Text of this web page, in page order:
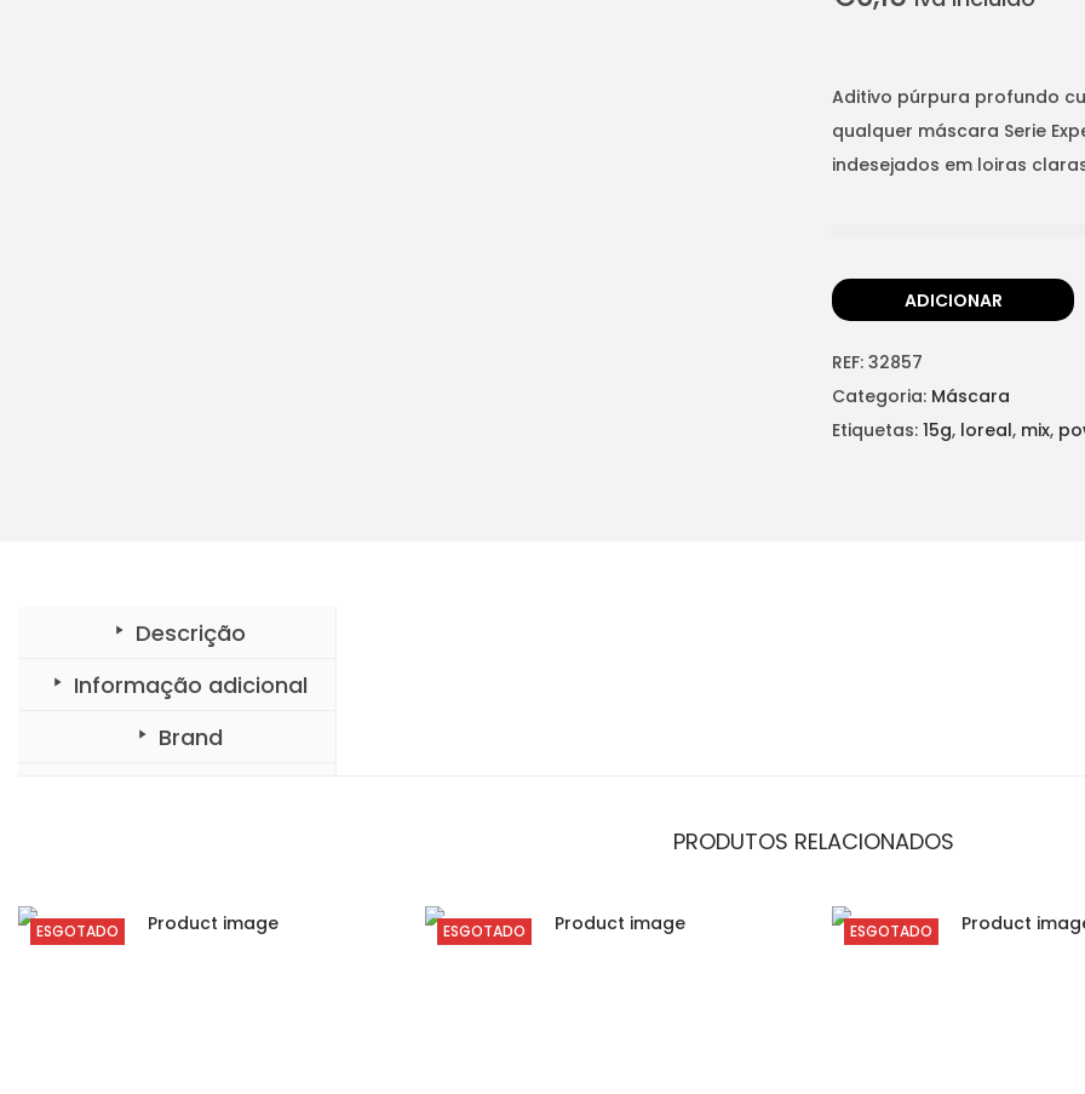
Aditivo púrpura profundo
qualquer máscara Serie
indesejados em loiras
ADICIONAR
REF: 32857
Categoria: Máscara
Etiquetas: 15g, loreal, mix,
Descrição
Informação adicional
Brand
PRODUTOS RELACIONADOS
ESGOTADO ESGOTADO ESGOTADO